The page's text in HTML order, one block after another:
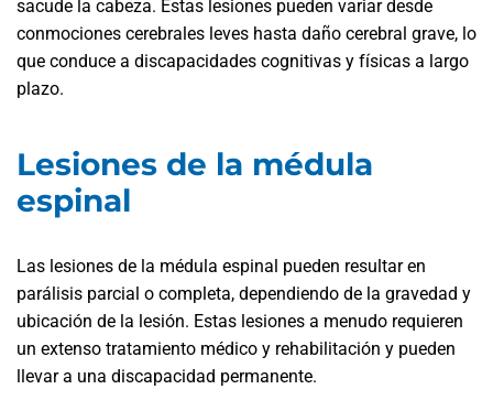
sacude la cabeza. Estas lesiones pueden variar desde
conmociones cerebrales leves hasta daño cerebral grave, lo
que conduce a discapacidades cognitivas y físicas a largo
plazo.
Lesiones de la médula
espinal
Las lesiones de la médula espinal pueden resultar en
parálisis parcial o completa, dependiendo de la gravedad y
ubicación de la lesión. Estas lesiones a menudo requieren
un extenso tratamiento médico y rehabilitación y pueden
llevar a una discapacidad permanente.